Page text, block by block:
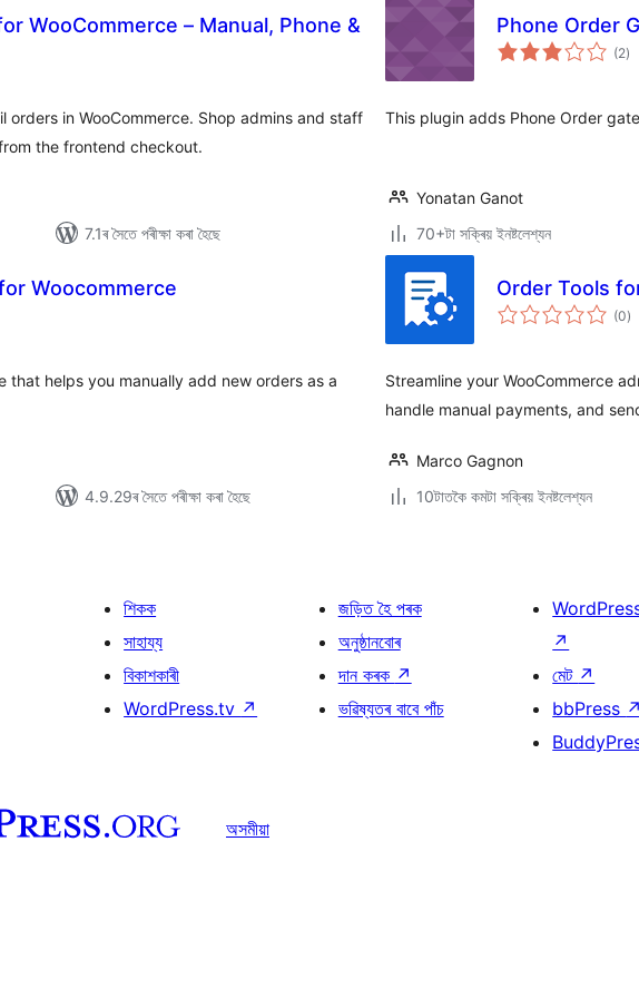
WooCommerce – Manual, Phone &
orders in WooCommerce. Shop admins and staff
the frontend checkout.
7.1ৰ সৈতে পৰীক্ষা কৰা হৈছে
Phone Order
(2টা
মুঠ)
This plugin adds Phone Order
Yonatan Ganot
70+টা সক্ৰিয় ইনষ্টলেশ্যন
Woocommerce
that helps you manually add new orders as a
4.9.29ৰ সৈতে পৰীক্ষা কৰা হৈছে
Order Tools
(0টা
মুঠ)
Streamline your WooCommerce
handle manual payments, and
Marco Gagnon
10টাতকৈ কমটা সক্ৰিয় ইনষ্টলেশ্যন
শিকক
সাহায্য
বিকাশকাৰী
WordPress.tv ↗
জড়িত হৈ পৰক
অনুষ্ঠানবোৰ
দান কৰক ↗
ভৱিষ্যতৰ বাবে পাঁচ
↗
মেট ↗
bbPress ↗
অসমীয়া